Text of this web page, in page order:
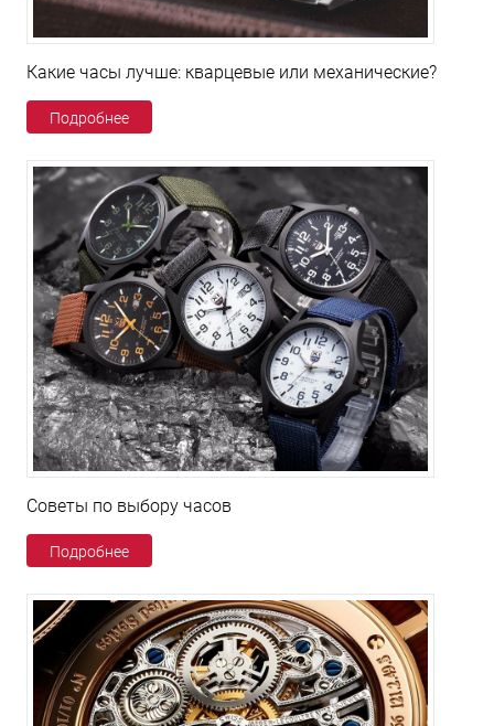
Какие часы лучше: кварцевые или механические?
Подробнее
Советы по выбору часов
Подробнее